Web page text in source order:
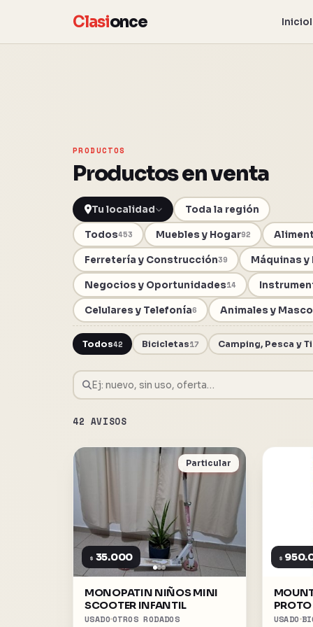
Clasionce Inicio
PRODUCTOS
Productos en venta
Toda la región
Todos453 Muebles y Hogar92
Ferretería y Construcción39 Máquinas
Negocios y Oportunidades14
Celulares y Telefonía6 Animales y
Todos42 Bicicletas17 Camping, Pesca y
42 AVISOS
Particular
$ 35.000
MONOPATIN NIÑOS MINI
SCOOTER INFANTIL
USADO OTROS RODADOS
$
USADO